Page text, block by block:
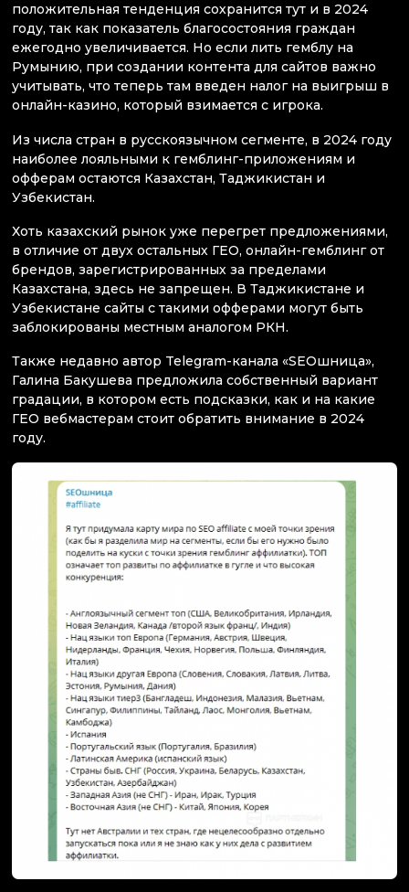
положительная тенденция сохранится тут и в 2024
году, так как показатель благосостояния граждан
ежегодно увеличивается. Но если лить гемблу на
Румынию, при создании контента для сайтов важно
учитывать, что теперь там введен налог на выигрыш в
онлайн-казино, который взимается с игрока.
Из числа стран в русскоязычном сегменте, в 2024 году
наиболее лояльными к гемблинг-приложениям и
офферам остаются Казахстан, Таджикистан и
Узбекистан.
Хоть казахский рынок уже перегрет предложениями,
в отличие от двух остальных ГЕО, онлайн-гемблинг от
брендов, зарегистрированных за пределами
Казахстана, здесь не запрещен. В Таджикистане и
Узбекистане сайты с такими офферами могут быть
заблокированы местным аналогом РКН.
Также недавно автор Telegram-канала «SEOшница»,
Галина Бакушева предложила собственный вариант
градации, в котором есть подсказки, как и на какие
ГЕО вебмастерам стоит обратить внимание в 2024
году.